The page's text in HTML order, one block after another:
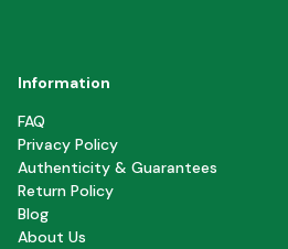
Information
FAQ
Privacy Policy
Authenticity & Guarantees
Return Policy
Blog
About Us